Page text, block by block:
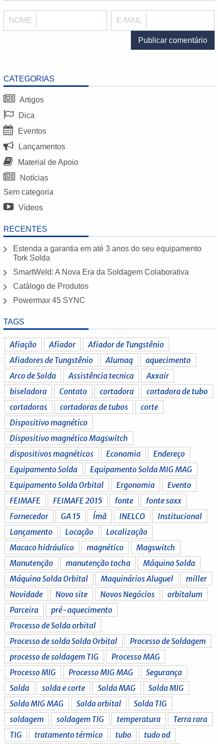
CATEGORIAS
Artigos
Dica
Eventos
Lançamentos
Material de Apoio
Notícias
Sem categoria
Vídeos
RECENTES
Estenda a garantia em até 3 anos do seu equipamento
Tork Solda
SmartWeld: A Nova Era da Soldagem Colaborativa
Catálogo de Produtos
Powermax 45 SYNC
TAGS
Afiação Afiador
Afiador de Tungstênio
Afiadores de Tungstênio
Alumaq
aquecimento
Arco de Solda
Assistência tecnica
Axxair
biseladora
Contato cortadora
cortadora de tubo
cortadoras
cortadoras de tubos
corte
Dispositivo magnético
Dispositivo magnético Magswitch
dispositivos magnéticos
Economia
Endereço
Equipamento Solda
Equipamento Solda MIG MAG
Equipamento Solda Orbital
Ergonomia
Evento
FEIMAFE
FEIMAFE 2015 fonte
fonte saxx
Fornecedor
GA 15 Ímã INELCO
Institucional
Lançamento
Locação
Localização
Macaco hidráulico
magnético
Magswitch
Manutenção
manutenção tocha
Máquina Solda
Máquina Solda Orbital
Maquinários Aluguel
miller
Novidade
Novo site Novos Negócios
orbitalum
Parceira
pré-aquecimento
Processo de Solda orbital
Processo de solda Solda Orbital
Processo de Soldagem
processo de soldagem TIG
Processo MAG
Processo MIG
Processo MIG MAG
Segurança
Solda
solda e corte Solda MAG
Solda MIG
Solda MIG MAG
Solda orbital
Solda TIG
soldagem
soldagem TIG temperatura
Terra rara
TIG
tratamento térmico tubo
tudo od
NOME E-MAIL